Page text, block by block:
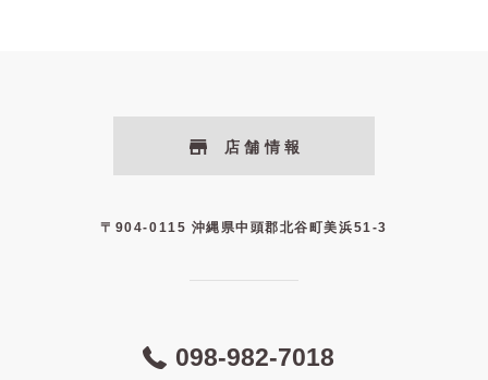
店舗情報
〒904-0115 沖縄県中頭郡北谷町美浜51-3
098-982-7018